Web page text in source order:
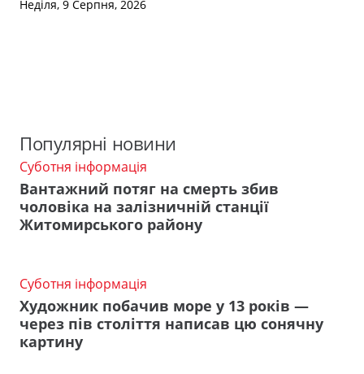
Неділя, 9 Серпня, 2026
Популярні новини
Суботня інформація
Вантажний потяг на смерть збив
чоловіка на залізничній станції
Житомирського району
Суботня інформація
Художник побачив море у 13 років —
через пів століття написав цю сонячну
картину